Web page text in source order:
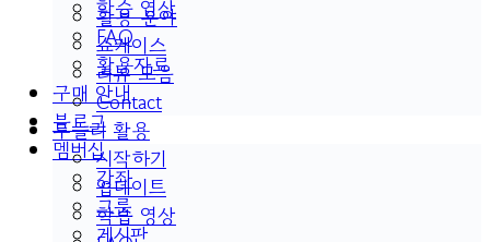
학습 영상
FAQ
활용자료
구매 안내
블로그
멤버십
강좌
그룹
게시판
활용 분야
쇼케이스
리뷰 모음
Contact
두들리 활용
시작하기
업데이트
학습 영상